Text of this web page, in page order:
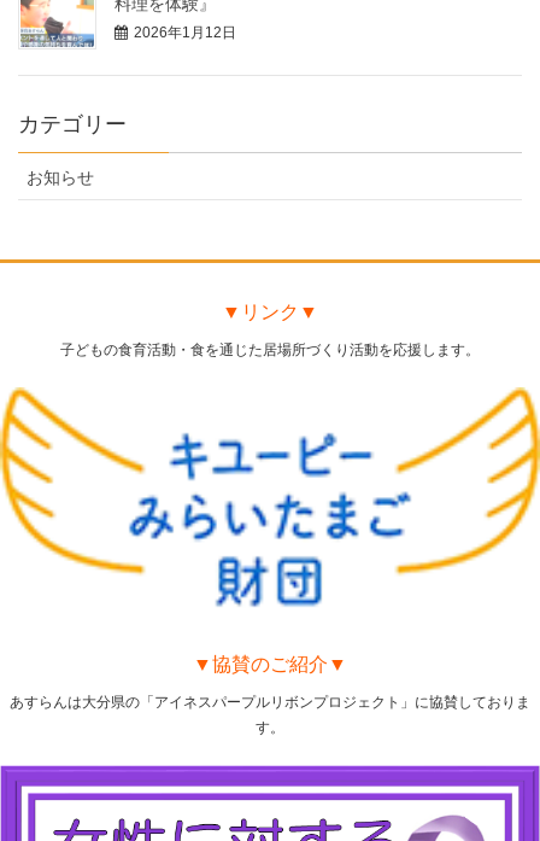
料理を体験』
2026年1月12日
カテゴリー
お知らせ
▼リンク▼
子どもの食育活動・食を通じた居場所づくり活動を応援します。
▼協賛のご紹介▼
あすらんは大分県の「アイネスパープルリボンプロジェクト」に協賛しておりま
す。